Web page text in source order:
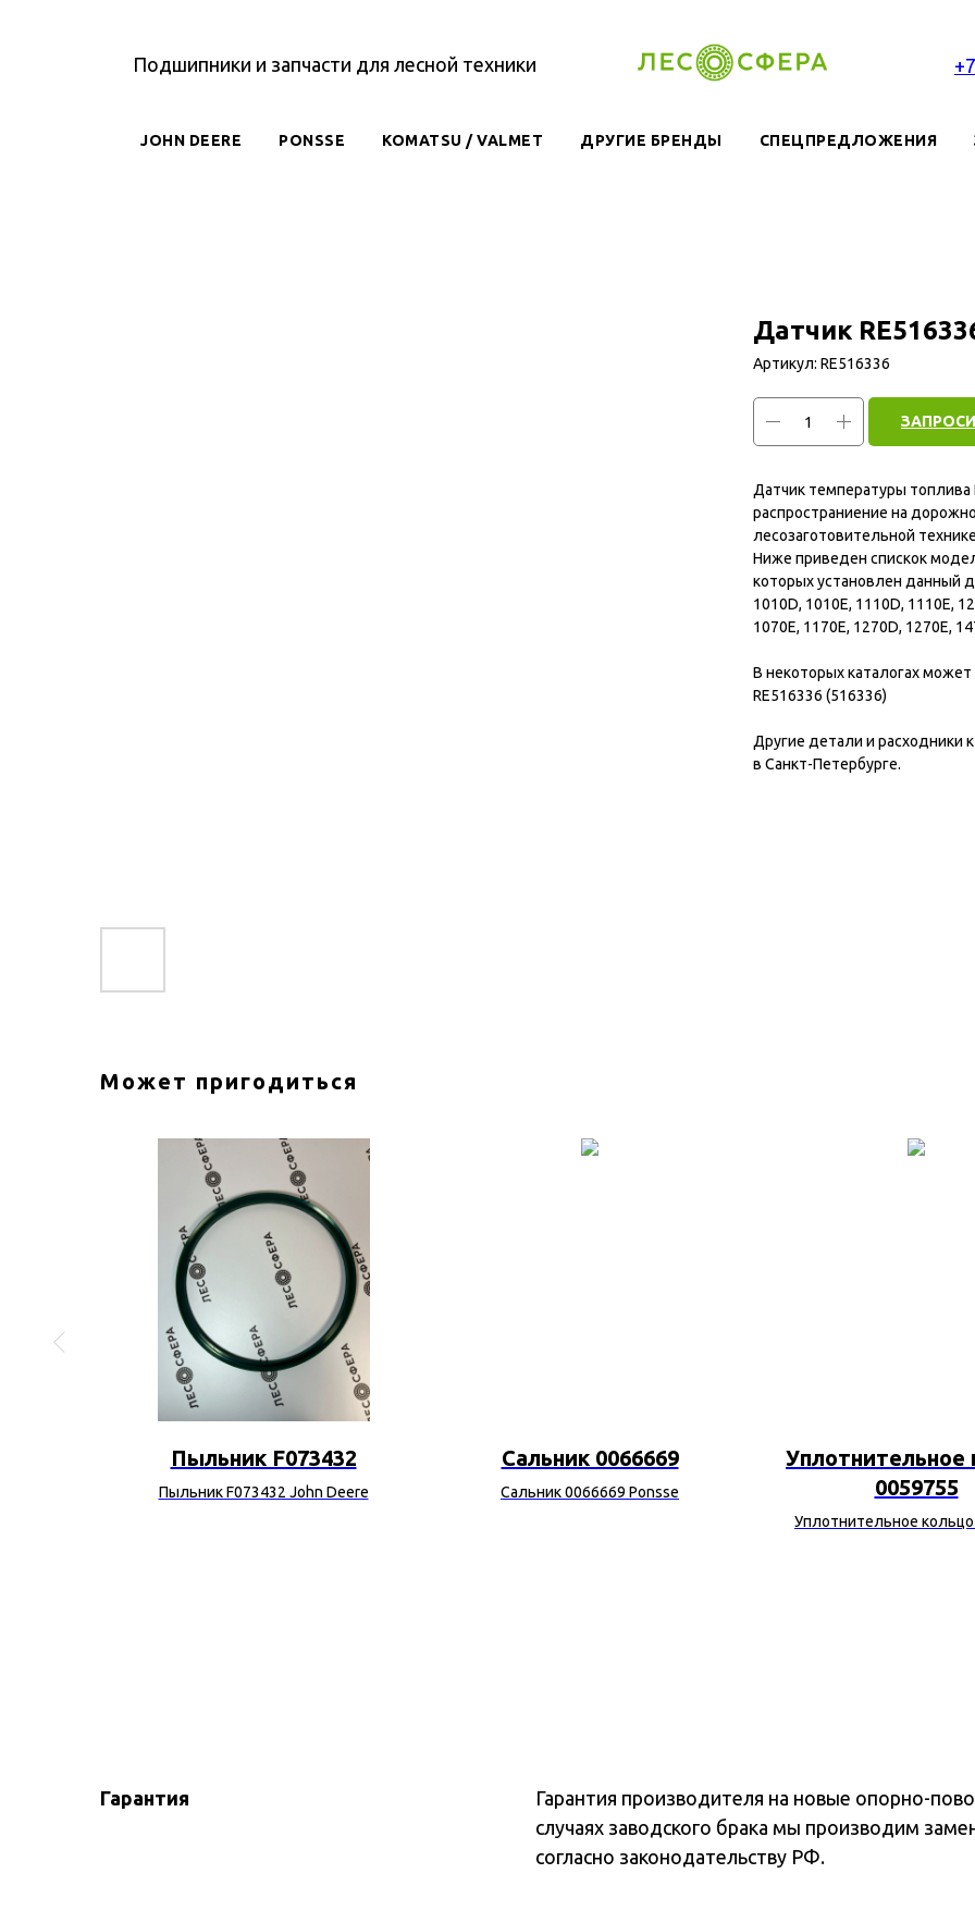
Подшипники и запчасти для лесной техники
JOHN DEERE PONSSE KOMATSU / VALMET ДРУГИЕ БРЕНДЫ СПЕЦПРЕДЛОЖЕНИЯ
Датчик
Артикул: RE516336
Датчик температуры топлива
распространиение на
лесозаготовительной
Ниже приведен спискок
которых установлен данный
1010D, 1010E, 1110D, 1110E,
1070E, 1170E, 1270D, 1270E,
В некоторых каталогах
RE516336 (516336)
Другие детали и расходники
в Санкт-Петербурге.
Может пригодиться
Пыльник F073432
Пыльник F073432 John Deere
Сальник 0066669
Сальник 0066669 Ponsse
Уплотнительное
0059755
Уплотнительное
Гарантия
Гарантия производителя на новые опорно-
случаях заводского брака мы производим
согласно законодательству РФ.